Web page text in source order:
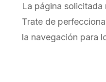
La página
Trate de
la navegación para